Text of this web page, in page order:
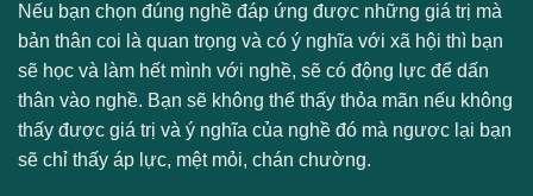
Nếu bạn chọn đúng nghề đáp ứng được những giá trị mà
bản thân coi là quan trọng và có ý nghĩa với xã hội thì bạn
sẽ học và làm hết mình với nghề, sẽ có động lực để dấn
thân vào nghề. Bạn sẽ không thể thấy thỏa mãn nếu không
thấy được giá trị và ý nghĩa của nghề đó mà ngược lại bạn
sẽ chỉ thấy áp lực, mệt mỏi, chán chường.